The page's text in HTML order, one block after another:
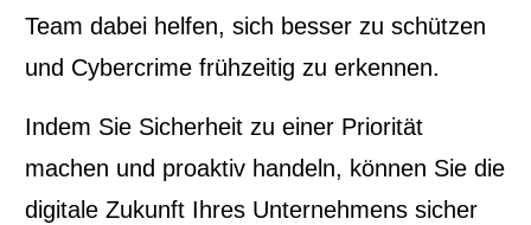
Team dabei helfen, sich besser zu schützen
und Cybercrime frühzeitig zu erkennen.
Indem Sie Sicherheit zu einer Priorität
machen und proaktiv handeln, können Sie die
digitale Zukunft Ihres Unternehmens sicher